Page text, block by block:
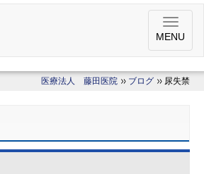
MENU
医療法人 藤田医院 ブログ 尿失禁